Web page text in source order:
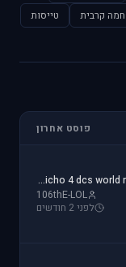
קרבית
טייסות
פוסט אחרון
jericho 4 dcs world mods
106thE-LOL
לפני 2 חודשים